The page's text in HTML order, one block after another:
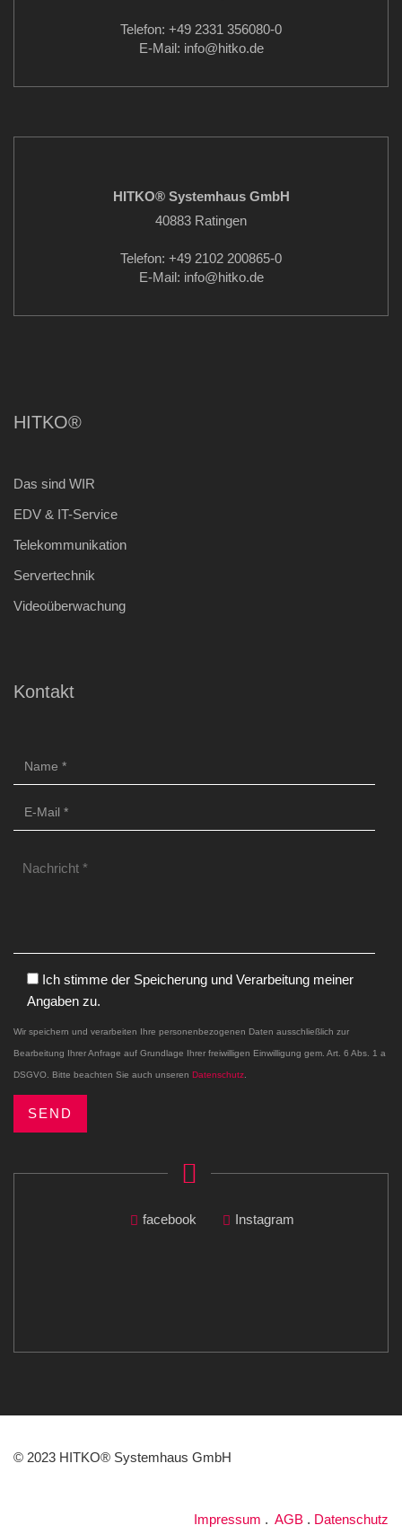
Telefon: +49 2331 356080-0
E-Mail: info@hitko.de
HITKO® Systemhaus GmbH
40883 Ratingen
Telefon: +49 2102 200865-0
E-Mail: info@hitko.de
HITKO®
Das sind WIR
EDV & IT-Service
Telekommunikation
Servertechnik
Videoüberwachung
Kontakt
Ich stimme der Speicherung und Verarbeitung meiner
Angaben zu.
Wir speichern und verarbeiten Ihre personenbezogenen Daten ausschließlich zur
Bearbeitung Ihrer Anfrage auf Grundlage Ihrer freiwilligen Einwilligung gem. Art. 6 Abs. 1 a
DSGVO. Bitte beachten Sie auch unseren Datenschutz
facebook Instagram
© 2023 HITKO® Systemhaus GmbH
Impressum . AGB . Datenschutz